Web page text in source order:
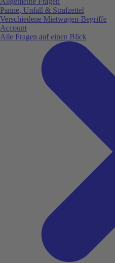
Panne, Unfall & Strafzettel
Verschiedene Mietwagen-Begriffe
Account
Alle Fragen auf einen Blick